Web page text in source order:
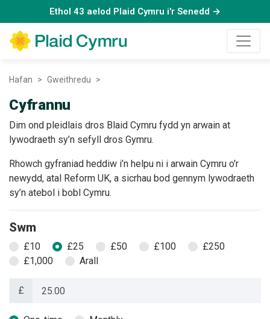
Ethol 43 aelod Plaid Cymru i'r Senedd →
Hafan Gweithredu
Cyfrannu
Dim ond pleidlais dros Blaid Cymru fydd yn arwain at
lywodraeth sy’n sefyll dros Gymru.
Rhowch gyfraniad heddiw i’n helpu ni i arwain Cymru o'r
newydd, atal Reform UK, a sicrhau bod gennym lywodraeth
sy’n atebol i bobl Cymru.
Swm
£10 £25 £50 £100
£250
£1,000
Arall
£